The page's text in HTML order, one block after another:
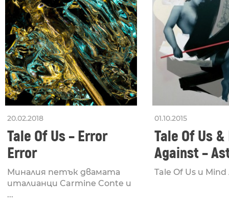
20.02.2018
Tale Of Us – Error
Error
Миналия петък двамата
италианци Carmine Conte и
...
01.10.2015
Tale Of Us
Against –
Tale Of Us и Mind